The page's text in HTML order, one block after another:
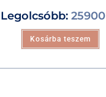
Legolcsóbb: 25900
Kosárba teszem